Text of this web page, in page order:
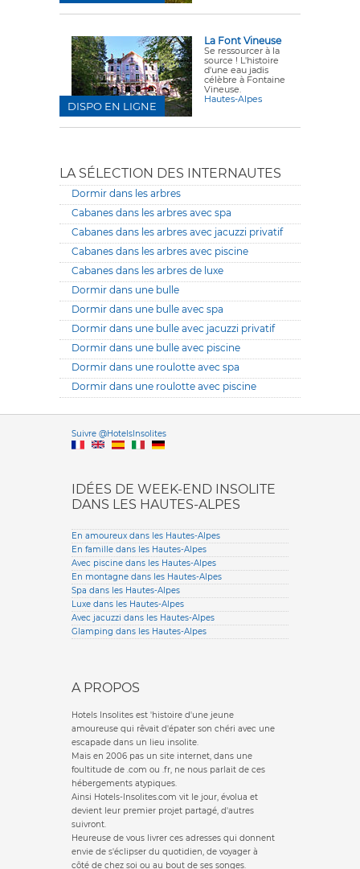
La Font Vineuse
Se ressourcer à la
source ! L'histoire
d'une eau jadis
célèbre à Fontaine
Vineuse.
Hautes-Alpes
DISPO EN LIGNE
LA SÉLECTION DES INTERNAUTES
Dormir dans les arbres
Cabanes dans les arbres avec spa
Cabanes dans les arbres avec jacuzzi privatif
Cabanes dans les arbres avec piscine
Cabanes dans les arbres de luxe
Dormir dans une bulle
Dormir dans une bulle avec spa
Dormir dans une bulle avec jacuzzi privatif
Dormir dans une bulle avec piscine
Dormir dans une roulotte avec spa
Dormir dans une roulotte avec piscine
Suivre @HotelsInsolitesVersione
IDÉES DE WEEK-END INSOLITE
DANS LES HAUTES-ALPES
En amoureux dans les Hautes-Alpes
En famille dans les Hautes-Alpes
Avec piscine dans les Hautes-Alpes
En montagne dans les Hautes-Alpes
Spa dans les Hautes-Alpes
Luxe dans les Hautes-Alpes
Avec jacuzzi dans les Hautes-Alpes
Glamping dans les Hautes-Alpes
A PROPOS
Hotels Insolites est 'histoire d'une jeune
amoureuse qui rêvait d'épater son chéri avec une
escapade dans un lieu insolite.
Mais en 2006 pas un site internet, dans une
foultitude de .com ou .fr, ne nous parlait de ces
hébergements atypiques.
Ainsi Hotels-Insolites.com vit le jour, évolua et
devient leur premier projet partagé, d'autres
suivront.
Heureuse de vous livrer ces adresses qui donnent
envie de s'éclipser du quotidien, de voyager à
côté de chez soi ou au bout de ses songes.